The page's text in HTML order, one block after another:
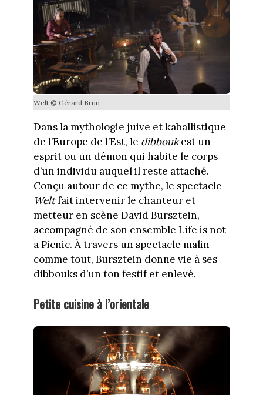
Welt © Gérard Brun
Dans la mythologie juive et kaballistique
de l’Europe de l’Est, le dibboukest un
esprit ou un démon qui habite le corps
d’un individu auquel il reste attaché.
Conçu autour de ce mythe, le spectacle
Weltfait intervenir le chanteur et
metteur en scène David Bursztein,
accompagné de son ensemble Life is not
a Picnic. À travers un spectacle malin
comme tout, Bursztein donne vie à ses
dibbouks d’un ton festif et enlevé.
Petite cuisine à l’orientale